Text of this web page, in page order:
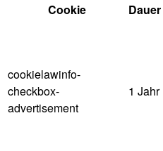
Cookie
Dauer
cookielawinfo-
checkbox-
advertisement
1 Jahr